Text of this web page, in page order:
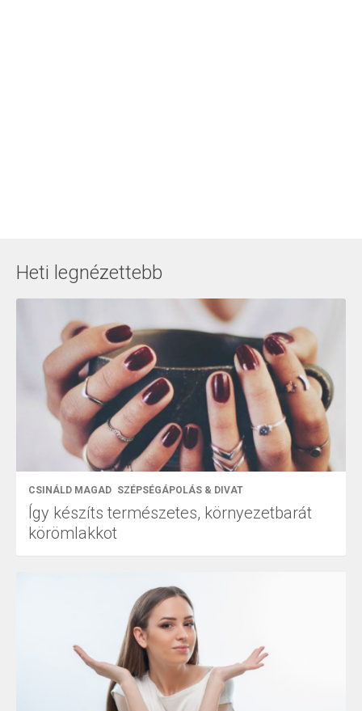
Heti legnézettebb
CSINÁLD MAGAD SZÉPSÉGÁPOLÁS & DIVAT
Így készíts természetes, környezetbarát
körömlakkot